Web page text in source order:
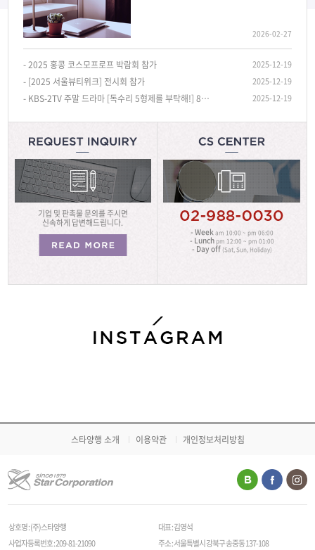
2026-02-27
- 2025 홍콩 코스모프로프 박람회 참가 2025-12-19
- [2025 서울뷰티위크] 전시회 참가 2025-12-19
- KBS-2TV 주말 드라마 [독수리 5형제를 부탁해!] 815화장품정리함, 벽거울 협찬!~ 2025-12-19
기업 및 판촉물 문의를 주시면
신속하게 답변해드립니다.
- Weekam 10:00 ~ pm 06:00
- Lunchpm 12:00 ~ pm 01:00
- Day off (Sat, Sun, Holiday)
스타양행 소개 이용약관 개인정보처리방침
상호명 : (주)스타양행
대표 : 김영석
사업자등록번호 : 209-81-21090
주소 : 서울특별시 강북구 송중동 137-108